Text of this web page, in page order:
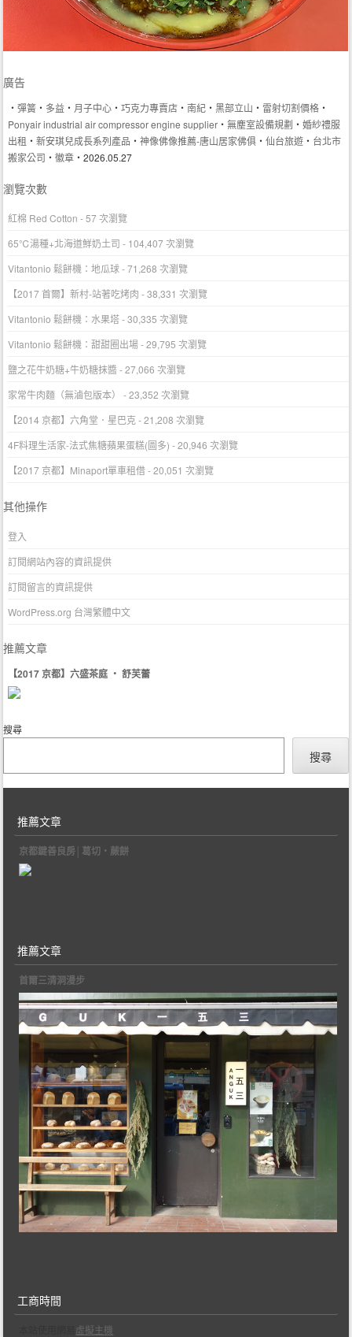
廣告
‧彈簧 ‧ 多益 ‧ 月子中心 ‧巧克力專賣店 ‧南紀 ‧黑部立山 ‧ 雷射切割價格 ‧
Ponyair industrial air compressor engine supplier ‧無塵室設備規劃 ‧婚紗禮服
出租 ‧新安琪兒成長系列產品 ‧神像佛像推薦-唐山居家佛俱 ‧仙台旅遊 ‧ 台北市
搬家公司 ‧徽章 ‧2026.05.27
瀏覽次數
紅棉 Red Cotton - 57 次瀏覽
65℃湯種+北海道鮮奶土司 - 104,407 次瀏覽
Vitantonio 鬆餅機：地瓜球- 71,268 次瀏覽
【2017 首爾】新村-站著吃烤肉 - 38,331 次瀏覽
Vitantonio 鬆餅機：水果塔- 30,335 次瀏覽
Vitantonio 鬆餅機：甜甜圈出場- 29,795 次瀏覽
鹽之花牛奶糖+牛奶糖抹醬- 27,066 次瀏覽
家常牛肉麵（無滷包版本）
- 23,352 次瀏覽
【2014 京都】六角堂．星巴克- 21,208 次瀏覽
4F料理生活家-法式焦糖蘋果蛋糕(圖多) - 20,946 次瀏覽
【2017 京都】Minaport單車租借- 20,051 次瀏覽
其他操作
登入
訂閱網站內容的資訊提供
訂閱留言的資訊提供
WordPress.org 台灣繁體中文
推薦文章
【2017 京都】六盛茶庭 ‧ 舒芙蕾
搜尋
搜尋
推薦文章
京都鍵善良房│葛切‧蕨餅
推薦文章
首爾三清洞漫步
工商時間
虛擬主機